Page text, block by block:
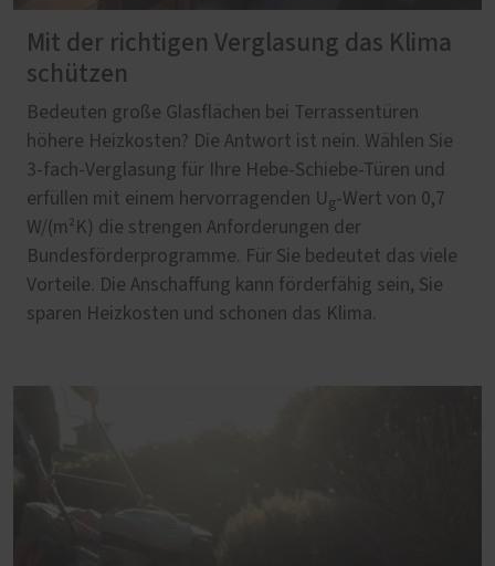
Mit der richtigen Verglasung das Klima
schützen
Bedeuten große Glasflächen bei Terrassentüren
höhere Heizkosten? Die Antwort ist nein. Wählen Sie
3-fach-Verglasung für Ihre Hebe-Schiebe-Türen und
erfüllen mit einem hervorragenden U g-Wert von 0,7
W/(m²K) die strengen Anforderungen der
Bundesförderprogramme. Für Sie bedeutet das viele
Vorteile. Die Anschaffung kann förderfähig sein, Sie
sparen Heizkosten und schonen das Klima.